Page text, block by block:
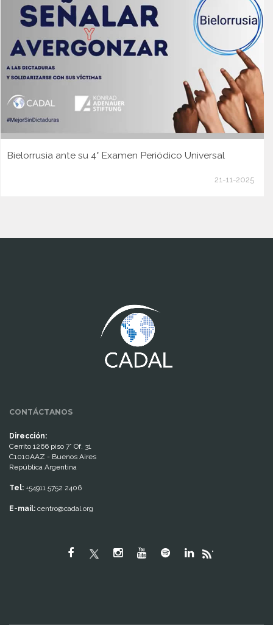
Bielorrusia ante su 4° Examen Periódico Universal
21-11-2025
CONTÁCTANOS
Dirección:
Cerrito 1266 piso 7° Of. 31
C1010AAZ - Buenos Aires
República Argentina
Tel: +54911 5752 2406
E-mail: centro@cadal.org
"